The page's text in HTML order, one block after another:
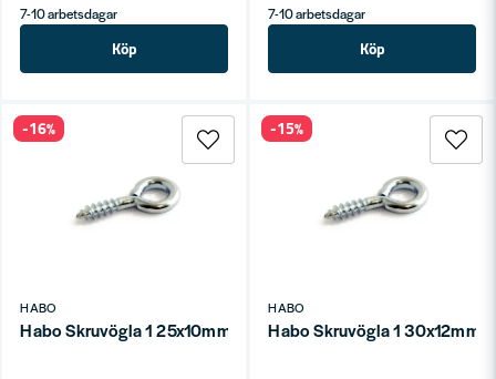
7-10 arbetsdagar
Köp
7-10 arbetsdagar
Köp
HABO
Habo Skruvögla 1 25x10mm Galv SB
-16%
HABO
Habo Skruvögla 1 30x12mm
-15%